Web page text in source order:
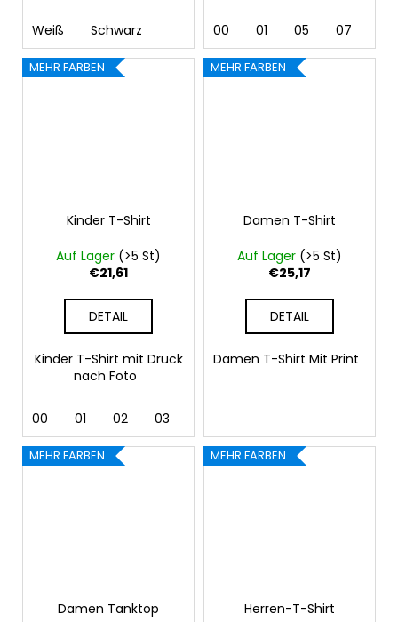
Weiß Schwarz 00 01 05 07
MEHR FARBEN
Kinder T-Shirt
Auf Lager (>5 St)
€21,61
DETAIL
Kinder T-Shirt mit Druck
nach Foto
00 01 02 03
MEHR FARBEN
Damen T-Shirt
Auf Lager (>5 St)
€25,17
DETAIL
Damen T-Shirt Mit Print
MEHR FARBEN
Damen Tanktop
MEHR FARBEN
Herren-T-Shirt